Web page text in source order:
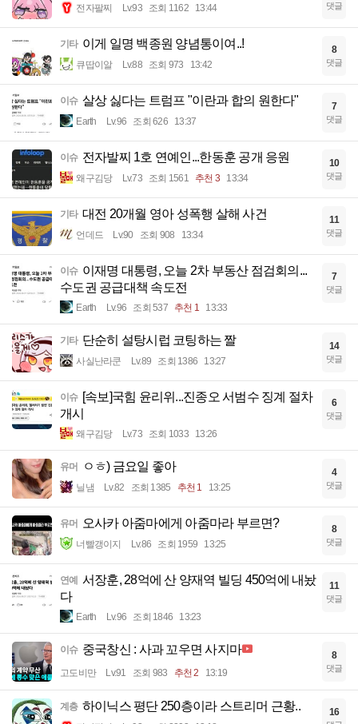
전자팔찌 Lv.93 조회 1162 13:44 댓글
기타 이게 일명 백종원 양념통이여..!
큐땁이알 Lv.88 조회 973 13:42
8
댓글
이슈 살상 싫다는 트럼프 "이란과 합의 원한다"
Earth Lv.96 조회 626 13:37
7
댓글
이슈 전자발찌 1호 연예인...한동훈 공개 응원
왜구김당 Lv.73 조회 1561 추천 3 13:34
10
댓글
기타 대전 20개월 영아 성폭행 살해 사건
언데드 Lv.90 조회 908 13:34
11
댓글
이슈 이재명 대통령, 오늘 2차 부동산 점검회의...
수도권 공급대책 속도전
Earth Lv.96 조회 537 추천 1 13:33
7
댓글
기타 단순히 설탕시럽 코팅하는 짤
사실난라쿤 Lv.89 조회 1386 13:27
14
댓글
이슈 [속보]국힘 윤리위...진종오 서범수 징계 절차
개시
왜구김당 Lv.73 조회 1033 13:26
6
댓글
유머 ㅇㅎ) 금요일 좋아
닐냄 Lv.82 조회 1385 추천 1 13:25
4
댓글
유머 오사카 아줌마에게 아줌마라 부르면?
너빨갱이지 Lv.86 조회 1959 13:25
8
댓글
연예
서장훈, 28억에 산 양재역 빌딩 450억에 내놨
다
Earth Lv.96 조회 1846 13:23
11
댓글
이슈 중국창신 : 사과 꼬우면 사지마
고도비만 Lv.91 조회 983 추천 2 13:19
8
댓글
계층 하이닉스 평단 250층이라 스트리머 근황.. 16